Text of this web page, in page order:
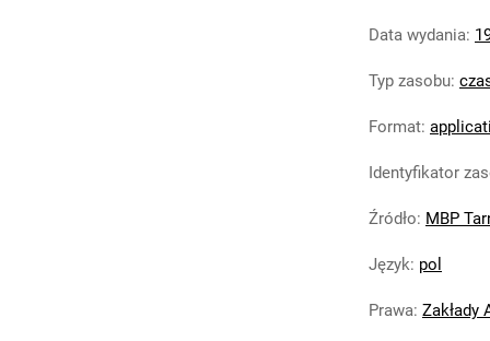
Data wydania:
Typ zasobu:
Format:
Identyfikator
Źródło: MBP
Język: pol
Prawa: Zakłady